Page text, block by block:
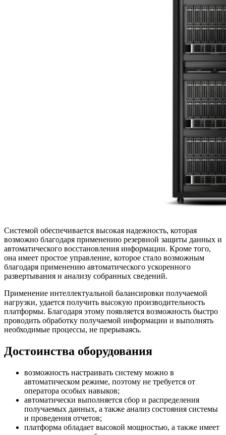
Системой обеспечивается высокая надежность, которая
возможно благодаря применению резервной защиты данных и
автоматического восстановления информации. Кроме того,
она имеет простое управление, которое стало возможным
благодаря применению автоматического ускоренного
развертывания и анализу собранных сведений.
Применение интеллектуальной балансировки получаемой
нагрузки, удается получить высокую производительность
платформы. Благодаря этому появляется возможность быстро
проводить обработку получаемой информации и выполнять
необходимые процессы, не прерываясь.
Достоинства оборудования
возможность настраивать систему можно в
автоматическом режиме, поэтому не требуется от
оператора особых навыков;
автоматически выполняется сбор и распределения
получаемых данных, а также анализ состояния системы
и проведения отчетов;
платформа обладает высокой мощностью, а также имеет